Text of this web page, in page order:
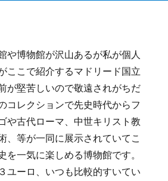
や博物館が沢山あるが私が個人
ここで紹介するマドリード国立
が堅苦しいので敬遠されがちだ
コレクションで先史時代からフ
や古代ローマ、中世キリスト教
、等が一同に展示されていてこ
を一気に楽しめる博物館です。
ユーロ、いつも比較的すいてい